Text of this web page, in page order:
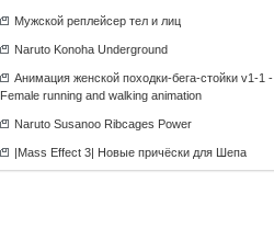
Мужской реплейсер тел и лиц
Naruto Konoha Underground
Анимация женской походки-бега-стойки v1-1 -
Female running and walking animation
Naruto Susanoo Ribcages Power
|Mass Effect 3| Новые причёски для Шепа